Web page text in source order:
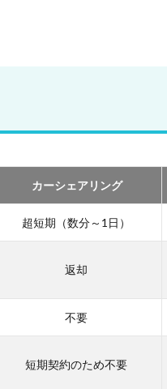
カーシェアリング
超短期（数分～1日）
返却
不要
短期契約のため不要